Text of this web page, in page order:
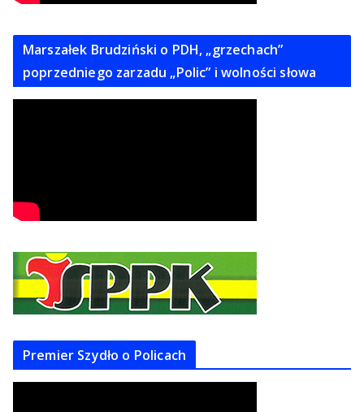
Marszałek Brudziński o PDH, „grzechach”
poprzedniego zarzadu „Polic” i wolności słowa
Premier Szydło o Policach